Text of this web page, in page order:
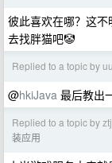
彼此喜欢在哪？这
去找胖猫吧🤡
Replied to a topic by
@hkiJava 最后教出
Replied to a topic by
装应用